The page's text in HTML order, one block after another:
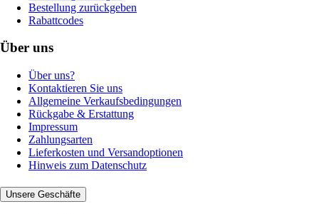
Bestellung zurückgeben
Rabattcodes
Über uns
Über uns?
Kontaktieren Sie uns
Allgemeine Verkaufsbedingungen
Rückgabe & Erstattung
Impressum
Zahlungsarten
Lieferkosten und Versandoptionen
Hinweis zum Datenschutz
Unsere Geschäfte